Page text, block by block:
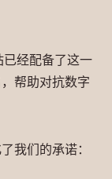
已经配备了这一
帮助对抗数字
我们的承诺：